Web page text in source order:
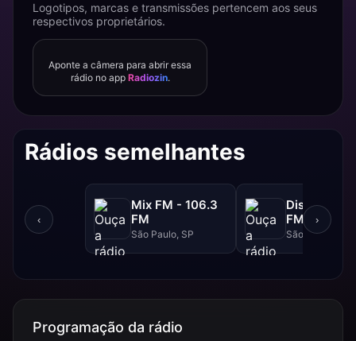
Logotipos, marcas e transmissões pertencem aos seus
respectivos proprietários.
Aponte a câmera para abrir essa
rádio no app Radiozin.
Rádios semelhantes
‹
Mix FM - 106.3
FM
São Paulo, SP
Disney -
FM
São Paulo, SP
›
Programação da rádio